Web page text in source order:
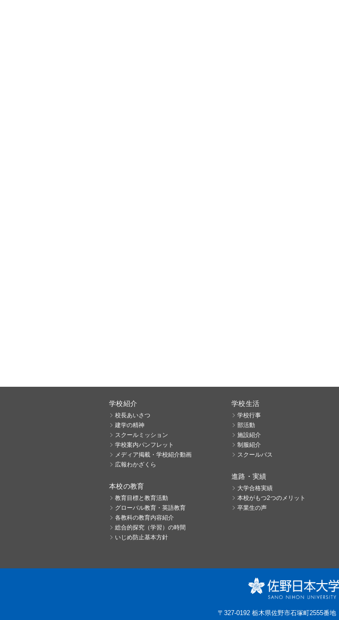
学校紹介
校長あいさつ
建学の精神
スクールミッション
学校案内パンフレット
メディア掲載・学校紹介動画
広報わかざくら
本校の教育
教育目標と教育活動
グローバル教育・英語教育
各教科の教育内容紹介
総合的探究（学習）の時間
いじめ防止基本方針
学校生活
学校行事
部活動
施設紹介
制服紹介
スクールバス
進路・実績
大学合格実績
本校がもつ2つのメリット
卒業生の声
〒327-0192 栃木県佐野市石塚町2555番地